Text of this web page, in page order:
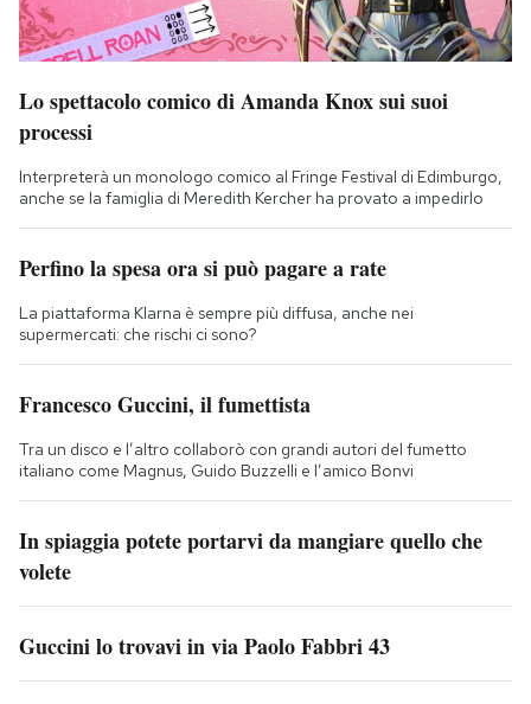
Lo spettacolo comico di Amanda Knox sui suoi
processi
Interpreterà un monologo comico al Fringe Festival di Edimburgo,
anche se la famiglia di Meredith Kercher ha provato a impedirlo
Perfino la spesa ora si può pagare a rate
La piattaforma Klarna è sempre più diffusa, anche nei
supermercati: che rischi ci sono?
Francesco Guccini, il fumettista
Tra un disco e l’altro collaborò con grandi autori del fumetto
italiano come Magnus, Guido Buzzelli e l’amico Bonvi
In spiaggia potete portarvi da mangiare quello che
volete
Guccini lo trovavi in via Paolo Fabbri 43